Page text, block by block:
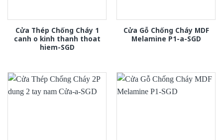
Cửa Thép Chống Cháy 1
canh o kinh thanh thoat
hiem-SGD
Cửa Gỗ Chống Cháy MDF
Melamine P1-a-SGD